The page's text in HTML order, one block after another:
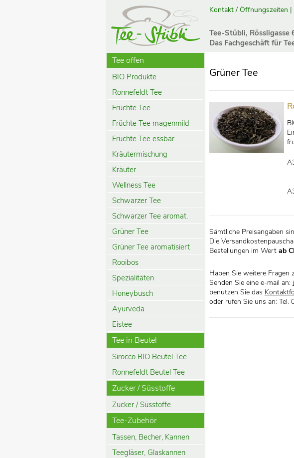
Kontakt / Öffnungszeiten |
Tee-Stübli, Rössligasse
Das Fachgeschäft für
Tee offen
BIO Produkte
Ronnefeldt Tee
Früchte Tee
Früchte Tee magenmild
Früchte Tee essbar
Kräutermischung
Kräuter
Wellness Tee
Schwarzer Tee
Schwarzer Tee aromat.
Grüner Tee
Grüner Tee aromatisiert
Rooibos
Spezialitäten
Honeybusch
Ayurveda
Eistee
Tee in Beutel
Sirocco BIO Beutel Tee
Ronnefeldt Beutel Tee
Zucker / Süsstoffe
Zucker / Süsstoffe
Tee-Zubehör
Tassen, Becher, Kannen
Teegläser, Glaskannen
Grüner Tee
Sämtliche Preisangaben
Die
Bestellungen im Wert ab
Haben Sie weitere Fragen
Senden Sie eine e-mail an:
benutzen Sie das
oder rufen Sie uns an: Tel.